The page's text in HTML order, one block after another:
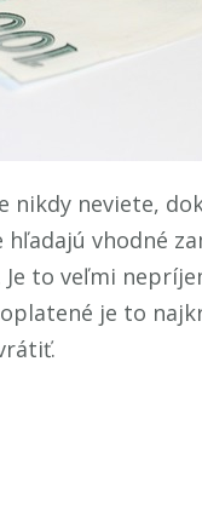
nikdy neviete,
vhodné
to veľmi
je to